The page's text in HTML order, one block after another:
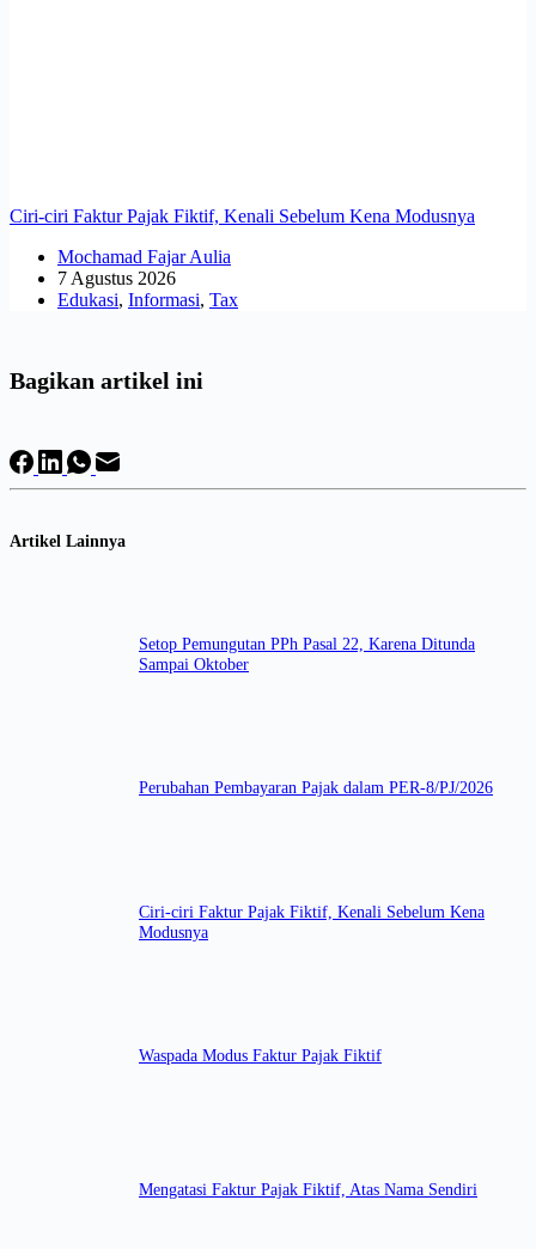
Ciri-ciri Faktur Pajak Fiktif, Kenali Sebelum Kena Modusnya
Mochamad Fajar Aulia
7 Agustus 2026
Edukasi, Informasi, Tax
Bagikan artikel ini
Artikel Lainnya
Setop Pemungutan PPh Pasal 22, Karena Ditunda
Sampai Oktober
Perubahan Pembayaran Pajak dalam PER-8/PJ/2026
Ciri-ciri Faktur Pajak Fiktif, Kenali Sebelum Kena
Modusnya
Waspada Modus Faktur Pajak Fiktif
Mengatasi Faktur Pajak Fiktif, Atas Nama Sendiri